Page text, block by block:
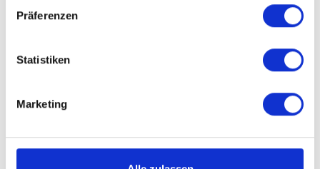
Präferenzen
Statistiken
MarketingWenn du ein Konto erstellst, kannst du deinen